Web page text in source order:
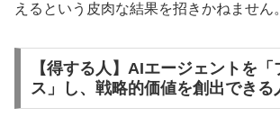
えるという皮肉な結果を招きかねません。
【得する人】AIエージェントを
ス」し、戦略的価値を創出できる